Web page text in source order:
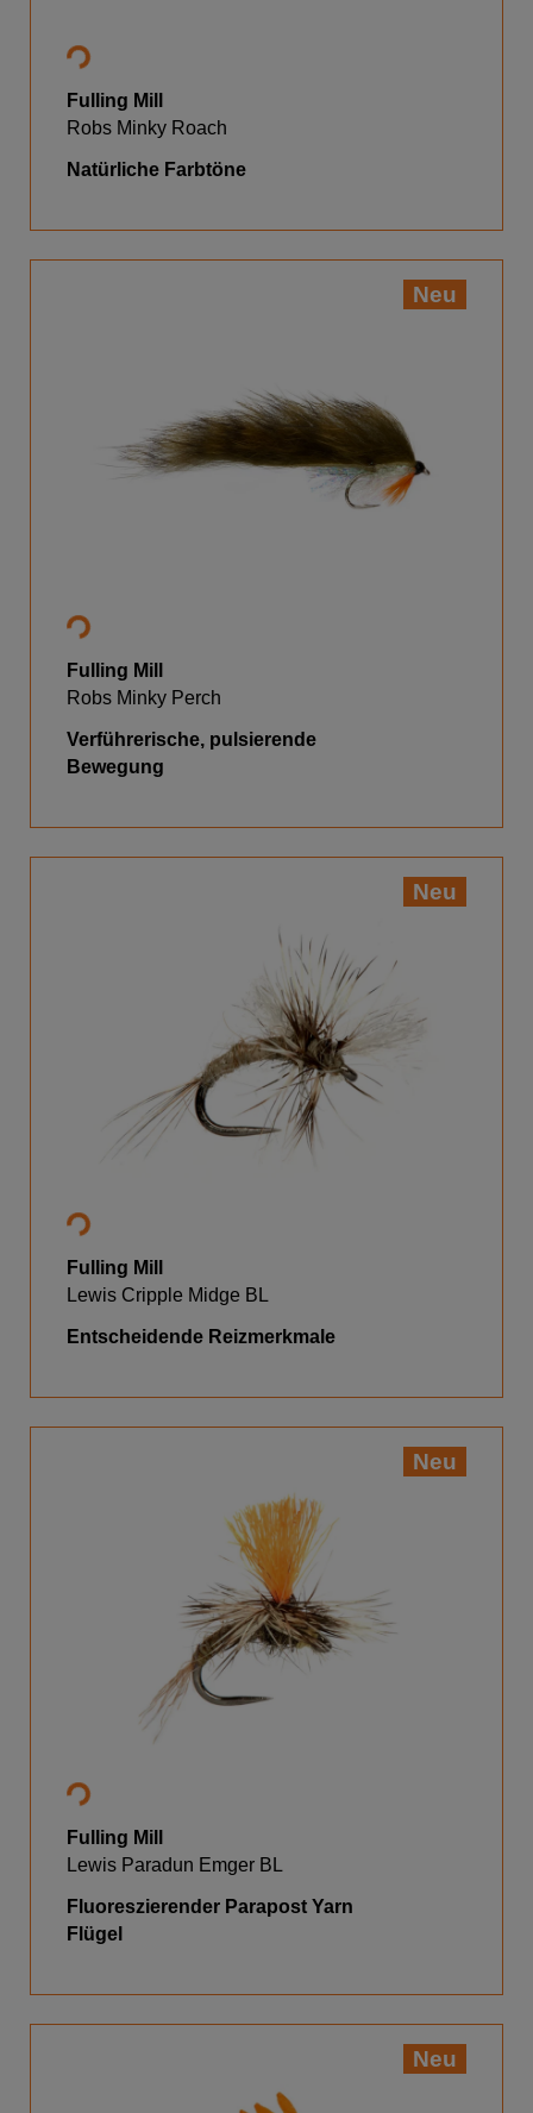
Fulling Mill
Robs Minky Roach
Natürliche Farbtöne
Neu
Fulling Mill
Robs Minky Perch
Verführerische, pulsierende
Bewegung
Neu
Fulling Mill
Lewis Cripple Midge BL
Entscheidende Reizmerkmale
Neu
Fulling Mill
Lewis Paradun Emger BL
Fluoreszierender Parapost Yarn
Flügel
Neu